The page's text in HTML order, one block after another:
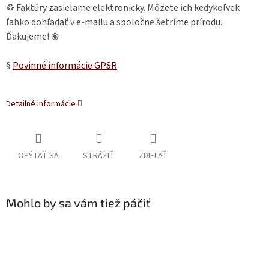
♻ Faktúry zasielame elektronicky. Môžete ich kedykoľvek
ľahko dohľadať v e-mailu a spoločne šetríme prírodu.
Ďakujeme! ❀
§ Povinné informácie GPSR
Detailné informácie
OPÝTAŤ SA STRÁŽIŤ ZDIEĽAŤ
Mohlo by sa vám tiež páčiť